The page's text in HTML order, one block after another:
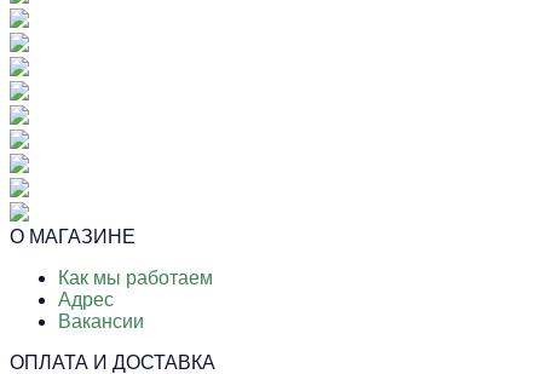
О МАГАЗИНЕ
Как мы работаем
Адрес
Вакансии
ОПЛАТА И ДОСТАВКА